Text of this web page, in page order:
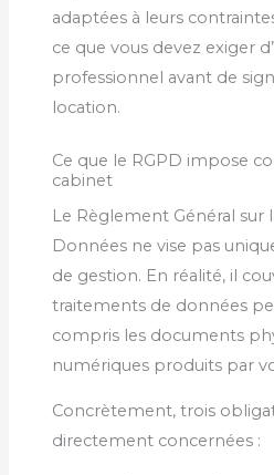
adaptées à leurs
ce que vous devez exiger
professionnel avant de
location.
Ce que le RGPD impose
cabinet
Le Règlement Général sur
Données ne vise pas
de gestion. En réalité, il
traitements de données
compris les documents
numériques produits par
Concrètement, trois
directement concernées :